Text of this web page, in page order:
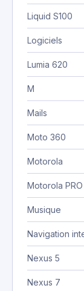
Liquid S100
Logiciels
Lumia 620
M
Mails
Moto 360
Motorola
Motorola PRO
Musique
Navigation
Nexus 5
Nexus 7